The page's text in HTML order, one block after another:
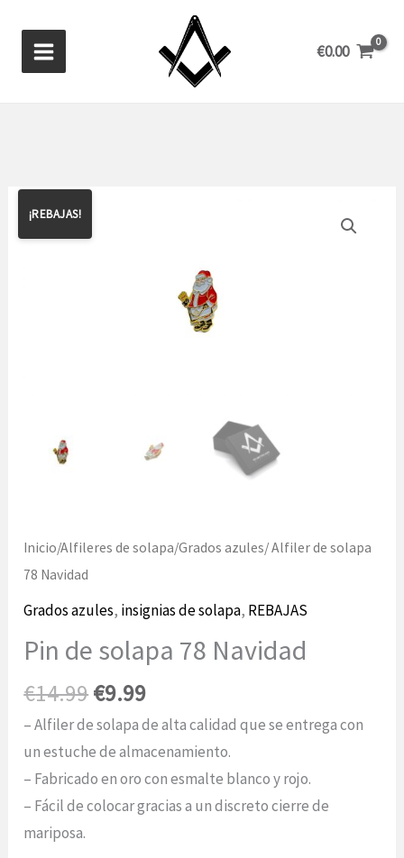
contenido
€0.00
¡REBAJAS!
Inicio/Alfileres de solapa/Grados azules/ Alfiler de solapa
78 Navidad
Grados azules, insignias de solapa, REBAJAS
Pin de solapa 78 Navidad
€14.99El
precio
original
era:
14,99
€9.99El
precio
actual
es:
9,99
– Alfiler de solapa de alta calidad que se entrega con
un estuche de almacenamiento.
– Fabricado en oro con esmalte blanco y rojo.
– Fácil de colocar gracias a un discreto cierre de
mariposa.